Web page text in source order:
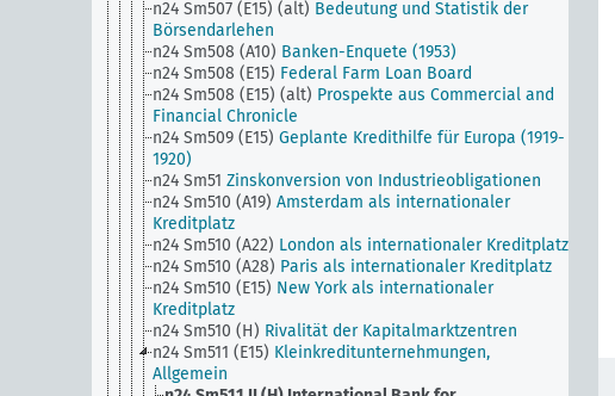
n24 Sm507 (E15) (alt) Bedeutung und Statistik der
Börsendarlehen
n24 Sm508 (A10) Banken-Enquete (1953)
n24 Sm508 (E15) Federal Farm Loan Board
n24 Sm508 (E15) (alt) Prospekte aus Commercial and
Financial Chronicle
n24 Sm509 (E15) Geplante Kredithilfe für Europa (1919-
1920)
n24 Sm51 Zinskonversion von Industrieobligationen
n24 Sm510 (A19) Amsterdam als internationaler
Kreditplatz
n24 Sm510 (A22) London als internationaler Kreditplatz
n24 Sm510 (A28) Paris als internationaler Kreditplatz
n24 Sm510 (E15) New York als internationaler
Kreditplatz
n24 Sm510 (H) Rivalität der Kapitalmarktzentren
n24 Sm511 (E15) Kleinkreditunternehmungen,
Allgemein